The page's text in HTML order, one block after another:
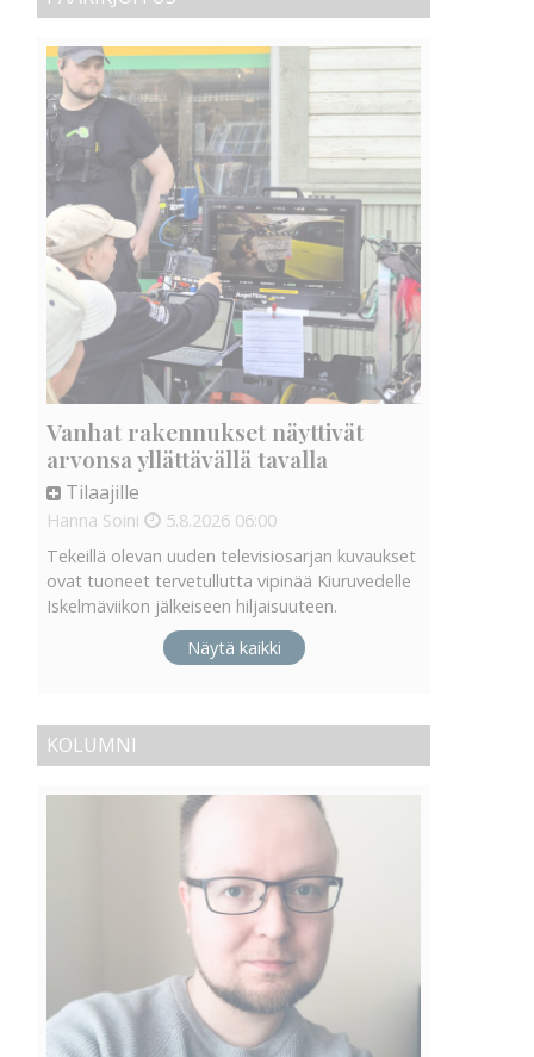
Vanhat rakennukset näyttivät
arvonsa yllättävällä tavalla
Tilaajille
Hanna Soini 5.8.2026 06:00
Tekeillä olevan uuden televisiosarjan kuvaukset
ovat tuoneet tervetullutta vipinää Kiuruvedelle
Iskelmäviikon jälkeiseen hiljaisuuteen.
Näytä kaikki
KOLUMNI